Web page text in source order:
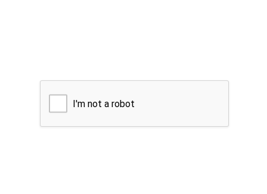
I'm not a robot